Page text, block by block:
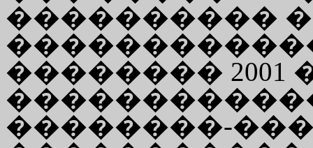
����������
�������� 2001
��������-